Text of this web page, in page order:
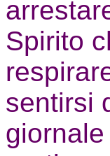
Spirito
sentirsi